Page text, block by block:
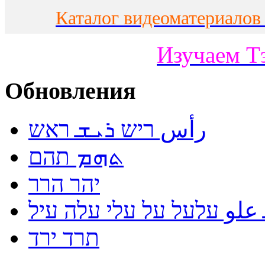
Каталог
Изучаем
Обновления
رأس ריש ܪܝܫ ראש
ܬܗܡ תהם
יהר הרר
עלעל על עלי עלה עיל
תרד ירד